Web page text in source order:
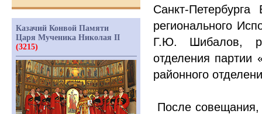
Санкт-
регионального
Г.Ю. Шибалов,
отделения партии
районного
После совещания,
Казачий Конвой Памяти
Царя Мученика Николая II
(3215)